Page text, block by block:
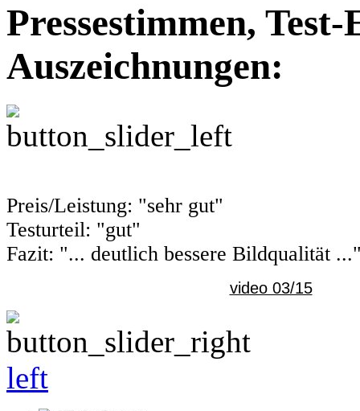
Pressestimmen,
Auszeichnungen:
Preis/Leistung: "sehr gut"
Testurteil: "gut"
Fazit: "... deutlich bessere Bildqualität
video 03/15
left